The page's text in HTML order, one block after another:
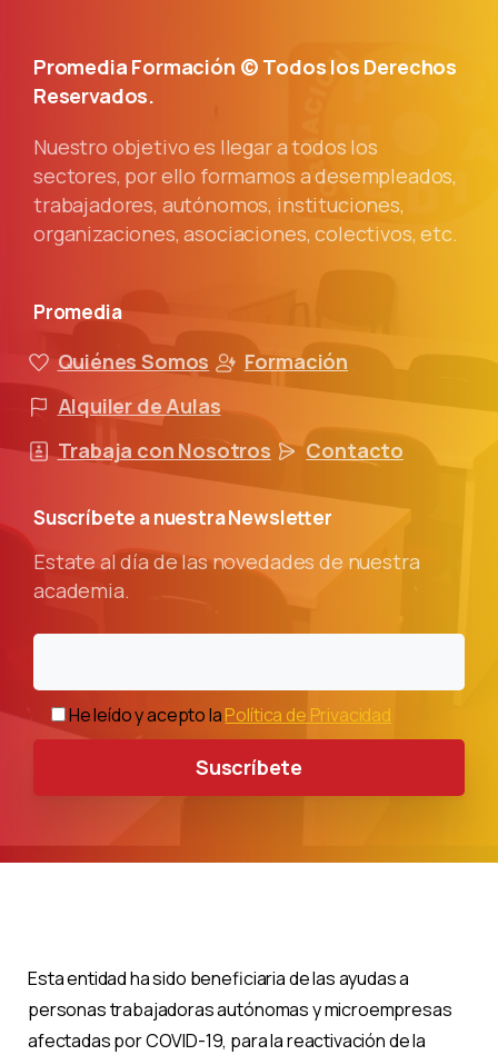
Promedia Formación © Todos los Derechos
Reservados.
Nuestro objetivo es llegar a todos los
sectores, por ello formamos a desempleados,
trabajadores, autónomos, instituciones,
organizaciones, asociaciones, colectivos, etc.
Promedia
Quiénes Somos
Formación
Alquiler de Aulas
Trabaja con Nosotros
Contacto
Suscríbete anuestraNewsletter
Estate al día de las novedades de nuestra
academia.
He leído y acepto laPolítica de Privacidad
Esta entidad ha sido beneficiaria de las ayudas a
personas trabajadoras autónomas y microempresas
afectadas por COVID-19, para la reactivación de la